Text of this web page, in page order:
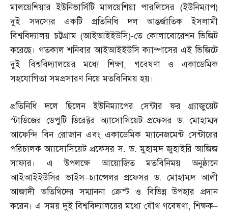
মালয়েশিয়ার ইউনিভার্সিটি মালয়েশিয়া পারলিসের (ইউনিম্যাপ)
দুই সদস্যের একটি প্রতিনিধি দল আন্তর্জাতিক ইসলামী
বিশ্ববিদ্যালয় চট্টগ্রাম (আইআইইউসি)-তে কোলাবোরেশন ভিজিট
করেছে। গতকাল শনিবার আইআইইউসি ক্যাম্পাসের এই ভিজিটে
দুই বিশ্ববিদ্যালয়ের মধ্যে শিক্ষা, গবেষণা ও একাডেমিক
সহযোগিতা সমপ্রসারণ নিয়ে মতবিনিময় হয়।
প্রতিনিধি দলে ছিলেন ইউনিম্যাপের সেন্টার ফর গ্র্যাজুয়েট
স্টাডিজের ডেপুটি ডিরেক্টর অ্যাসোসিয়েট প্রফেসর ড. মোহাম্মদ
আফেন্দি বিন রোজান এবং একাডেমিক ম্যানেজমেন্ট সেন্টারের
পরিচালক অ্যাসোসিয়েট প্রফেসর স.ড.মুহাম্মদ জুহাইরি আজিজ
সাফার। এ উপলক্ষে আয়োজিত মতবিনিময় অনুষ্ঠানে
আইআইইউসির ভাইস–চ্যান্সেলর প্রফেসর ড.মোহাম্মদ আলী
আজাদী অতিথিদের সম্মাননা ক্রেস্ট ও বিভিন্ন উপহার প্রদান
করেন। এ সময় দুই বিশ্ববিদ্যালয়ের মধ্যে যৌথ গবেষণা,শিক্ষক–